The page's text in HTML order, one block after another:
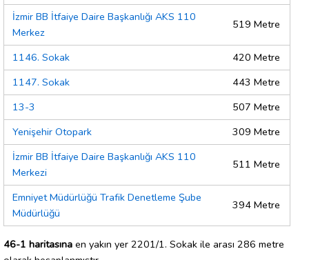
İzmir BB İtfaiye Daire Başkanlığı AKS 110
Merkez
519 Metre
1146. Sokak
420 Metre
1147. Sokak
443 Metre
13-3
507 Metre
Yenişehir Otopark
309 Metre
İzmir BB İtfaiye Daire Başkanlığı AKS 110
Merkezi
511 Metre
Emniyet Müdürlüğü Trafik Denetleme Şube
Müdürlüğü
394 Metre
46-1 haritasına en yakın yer 2201/1. Sokak ile arası 286 metre